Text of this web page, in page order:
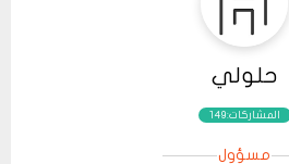
حلولي
المشاركات:149
مسؤول